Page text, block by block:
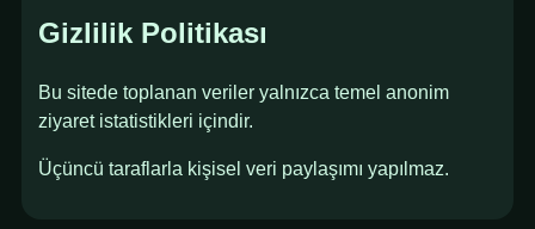
Gizlilik Politikası
Bu sitede toplanan veriler yalnızca temel anonim
ziyaret istatistikleri içindir.
Üçüncü taraflarla kişisel veri paylaşımı yapılmaz.